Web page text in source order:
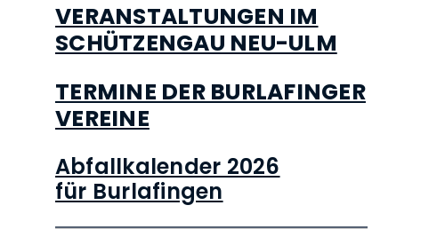
VERANSTALTUNGEN IM
SCHÜTZENGAU NEU-ULM
TERMINE DER BURLAFINGER
VEREINE
Abfallkalender 2026
für Burlafingen